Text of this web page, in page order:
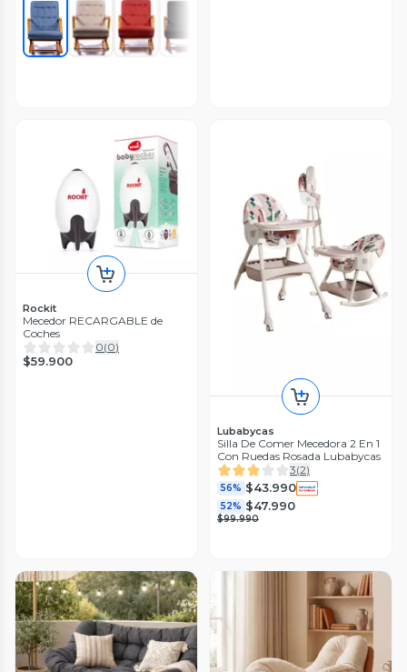
Rockit
Mecedor RECARGABLE de
Coches
0(0)
$59.900
Lubabycas
Silla De Comer Mecedora 2 En 1
Con Ruedas Rosada Lubabycas
3(2)
56% $43.990
52% $47.990
$99.990